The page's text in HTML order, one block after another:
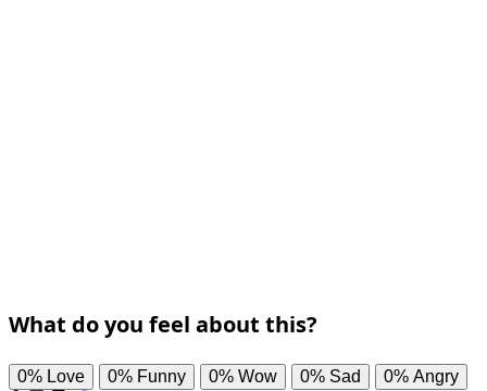
What do you feel about this?
0% Love 0% Funny 0% Wow 0% Sad 0% Angry